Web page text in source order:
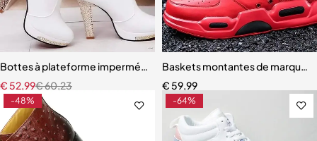
Bottes à plateforme imperméables pour femmes
€60,23
€ 52,99
Baskets montantes de marque
€ 59,99
-48% -64%